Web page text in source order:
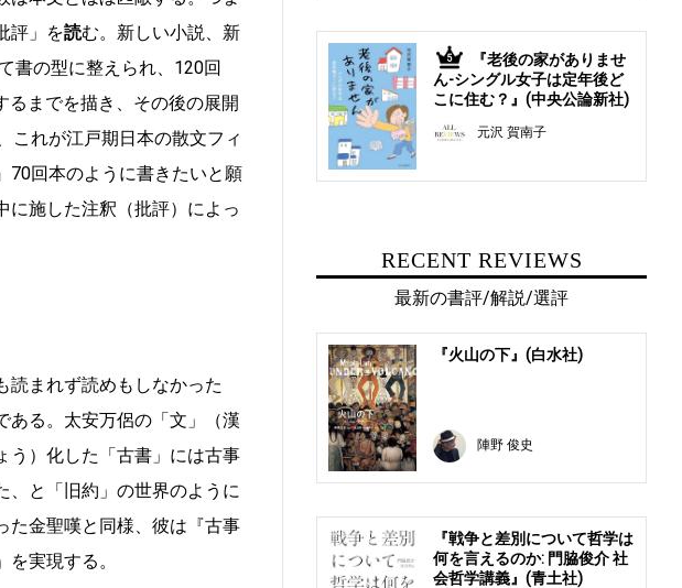
評」を読む。新しい小説、新
書の型に整えられ、120回
までを描き、その後の展開
これが江戸期日本の散文フィ
70回本のように書きたいと願
に施した注釈（批評）によっ
読まれず読めもしなかった
ある。太安万侶の「文」（漢
う）化した「古書」には古事
、と「旧約」の世界のように
た金聖嘆と同様、彼は『古事
実現する。
5
『老後の家がありませ
ん-シングル女子は定年後ど
こに住む？』(中央公論新社)
元沢 賀南子
RECENT REVIEWS
最新の書評/解説/選評
『火山の下』(白水社)
陣野 俊史
『戦争と差別について哲学は
何を言えるのか: 門脇俊介 社
会哲学講義』(青土社)